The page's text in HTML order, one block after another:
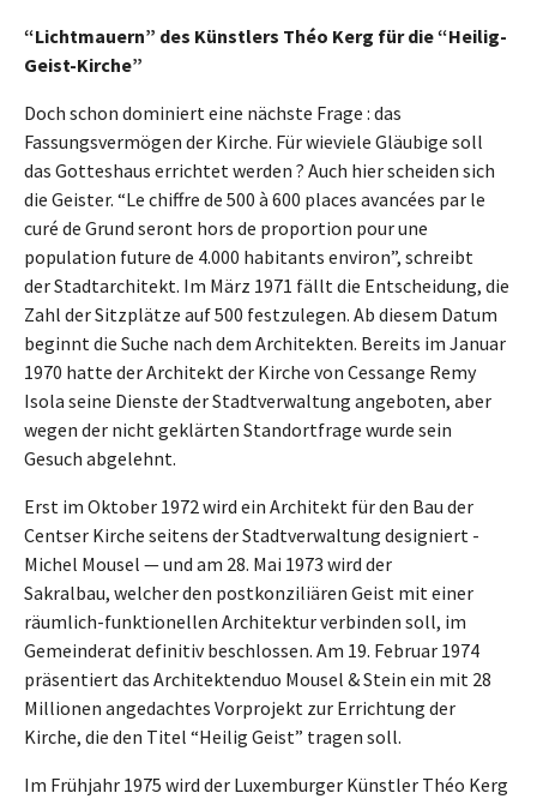
“Lichtmauern” des Künstlers Théo Kerg für die “Heilig-
Geist-Kirche”
Doch schon dominiert eine nächste Frage : das
Fassungsvermögen der Kirche. Für wieviele Gläubige soll
das Gotteshaus errichtet werden ? Auch hier scheiden sich
die Geister. “Le chiffre de 500 à 600 places avancées par le
curé de Grund seront hors de proportion pour une
population future de 4.000 habitants environ”, schreibt
der Stadtarchitekt. Im März 1971 fällt die Entscheidung, die
Zahl der Sitzplätze auf 500 festzulegen. Ab diesem Datum
beginnt die Suche nach dem Architekten. Bereits im Januar
1970 hatte der Architekt der Kirche von Cessange Remy
Isola seine Dienste der Stadtverwaltung angeboten, aber
wegen der nicht geklärten Standortfrage wurde sein
Gesuch abgelehnt.
Erst im Oktober 1972 wird ein Architekt für den Bau der
Centser Kirche seitens der Stadtverwaltung designiert -
Michel Mousel — und am 28. Mai 1973 wird der
Sakralbau, welcher den postkonziliären Geist mit einer
räumlich-funktionellen Architektur verbinden soll, im
Gemeinderat definitiv beschlossen. Am 19. Februar 1974
präsentiert das Architektenduo Mousel & Stein ein mit 28
Millionen angedachtes Vorprojekt zur Errichtung der
Kirche, die den Titel “Heilig Geist” tragen soll.
Im Frühjahr 1975 wird der Luxemburger Künstler Théo Kerg